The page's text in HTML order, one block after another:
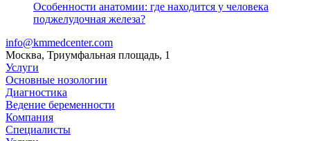
Особенности анатомии: где находится у человека
поджелудочная железа?
info@kmmedcenter.com
Москва, Триумфальная площадь, 1
Услуги
Основные нозологии
Диагностика
Ведение беременности
Компания
Специалисты